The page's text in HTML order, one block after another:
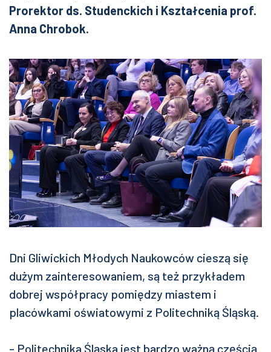
Prorektor ds. Studenckich i Kształcenia prof.
Anna Chrobok.
Dni Gliwickich Młodych Naukowców cieszą się
dużym zainteresowaniem, są też przykładem
dobrej współpracy pomiędzy miastem i
placówkami oświatowymi z Politechniką Śląską.
- Politechnika Śląska jest bardzo ważną częścią